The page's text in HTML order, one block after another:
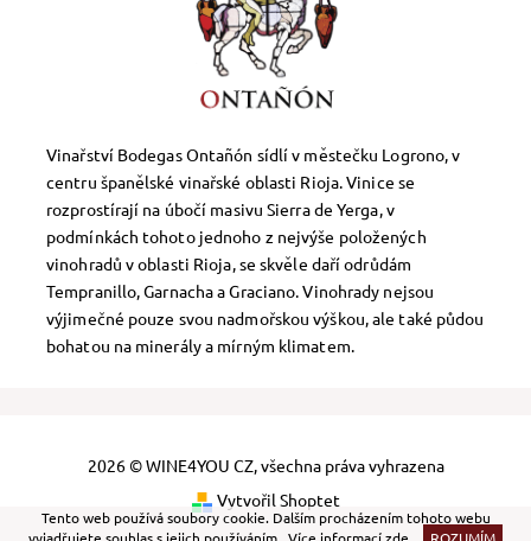
Vinařství Bodegas Ontañón sídlí v městečku Logrono, v
centru španělské vinařské oblasti Rioja. Vinice se
rozprostírají na úbočí masivu Sierra de Yerga, v
podmínkách tohoto jednoho z nejvýše položených
vinohradů v oblasti Rioja, se skvěle daří odrůdám
Tempranillo, Garnacha a Graciano. Vinohrady nejsou
výjimečné pouze svou nadmořskou výškou, ale také půdou
bohatou na minerály a mírným klimatem.
2026 © WINE4YOU CZ, všechna práva vyhrazena
Vytvořil Shoptet
Tento web používá soubory cookie. Dalším procházením tohoto webu
vyjadřujete souhlas s jejich používáním.. Více informacízde ROZUMÍM